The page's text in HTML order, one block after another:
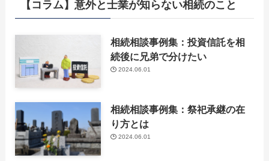
【コラム】意外と士業が知らない相続のこと
相続相談事例集：投資信託を相
続後に兄弟で分けたい
2024.06.01
相続相談事例集：祭祀承継の在
り方とは
2024.06.01